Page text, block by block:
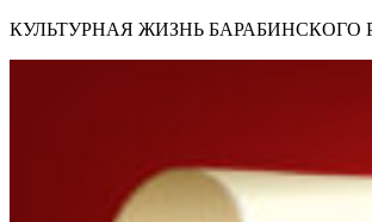
КУЛЬТУРНАЯ ЖИЗНЬ БАРАБИНСКОГО